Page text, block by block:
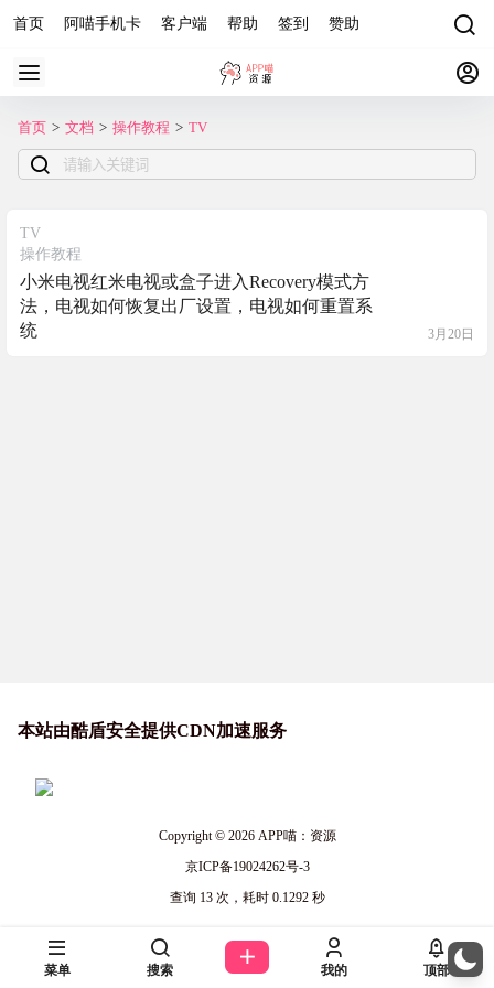
首页 阿喵手机卡 客户端 帮助 签到 赞助
首页 > 文档 > 操作教程 > TV
TV
操作教程
小米电视红米电视或盒子进入Recovery模式方
法，电视如何恢复出厂设置，电视如何重置系
统
3月20日
本站由酷盾安全提供CDN加速服务
Copyright © 2026APP喵：资源
京ICP备19024262号-3
查询 13 次，耗时 0.1292 秒
菜单 搜索 我的 顶部